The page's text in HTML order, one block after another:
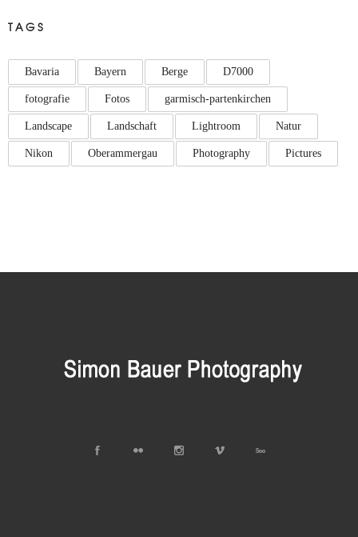
TAGS
Bavaria Bayern Berge D7000
fotografie Fotos garmisch-partenkirchen
Landscape Landschaft Lightroom Natur
Nikon Oberammergau Photography Pictures